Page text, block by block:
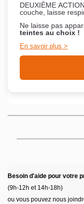
DEUXIÈME
couche, laisse
Ne laisse pas
teintes au choix !
En savoir plus
Besoin d'aide pour votre
(9h-12h et 14h-18h)
ou vous pouvez nous